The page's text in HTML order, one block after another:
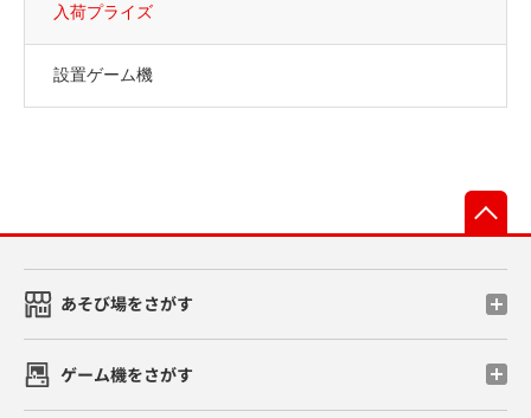
入荷プライズ
設置ゲーム機
あそび場をさがす
ゲーム機をさがす